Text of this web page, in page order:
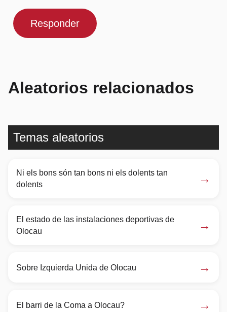
Responder
Aleatorios relacionados
Temas aleatorios
Ni els bons són tan bons ni els dolents tan
dolents
→
El estado de las instalaciones deportivas de
Olocau
→
Sobre Izquierda Unida de Olocau →
El barri de la Coma a Olocau? →